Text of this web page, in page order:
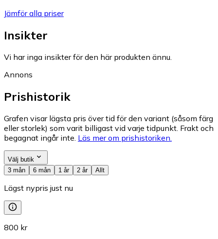
Jämför alla priser
Insikter
Vi har inga insikter för den här produkten ännu.
Annons
Prishistorik
Grafen visar lägsta pris över tid för den variant (såsom färg
eller storlek) som varit billigast vid varje tidpunkt. Frakt och
begagnat ingår inte. Läs mer om prishistoriken.
Välj butik
3 mån
6 mån 1 år 2 år Allt
Lägst nypris just nu
800 kr